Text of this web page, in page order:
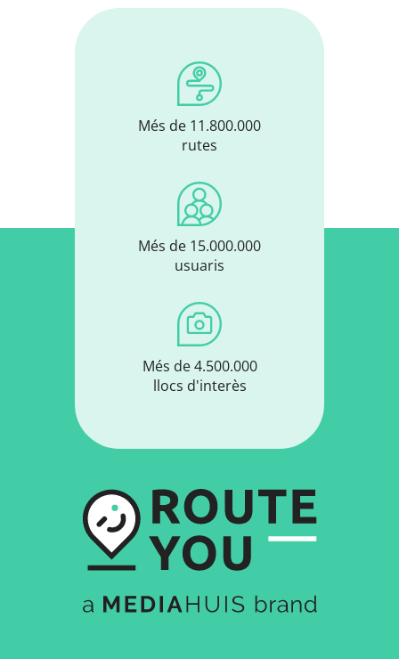
Més de 11.800.000
rutes
Més de 15.000.000
usuaris
Més de 4.500.000
llocs d'interès